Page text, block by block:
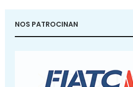
NOS PATROCINAN